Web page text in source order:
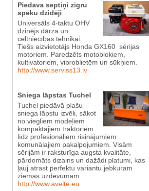
Piedava septiņi zigru
spēku dzidēji
Universāls 4-taktu OHV
dzinējs dārza un
celtniecības tehnikai.
Tiešs aizvietotājs Honda GX160 sērijas
motoriem. Paredzēts motoblokiem,
kultivatoriem, vibroblietēm un sūkņiem.
http://www.serviss13.lv
Sniega lāpstas Tuchel
Tuchel piedāvā plašu
sniega lāpstu izvēli, sākot
no viegliem modeļiem
kompaktajiem traktoriem
līdz profesionāliem risinājumiem
komunālajiem pakalpojumiem. Visām
sērijām ir raksturīga augsta kvalitāte,
pārdomāts dizains un dažādi platumi, kas
ļauj atrast perfektu variantu jebkuram
ziemas uzdevumam.
http://www.avelte.eu